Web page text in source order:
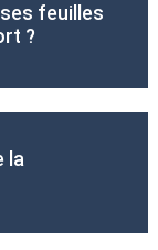
feuilles
?
la